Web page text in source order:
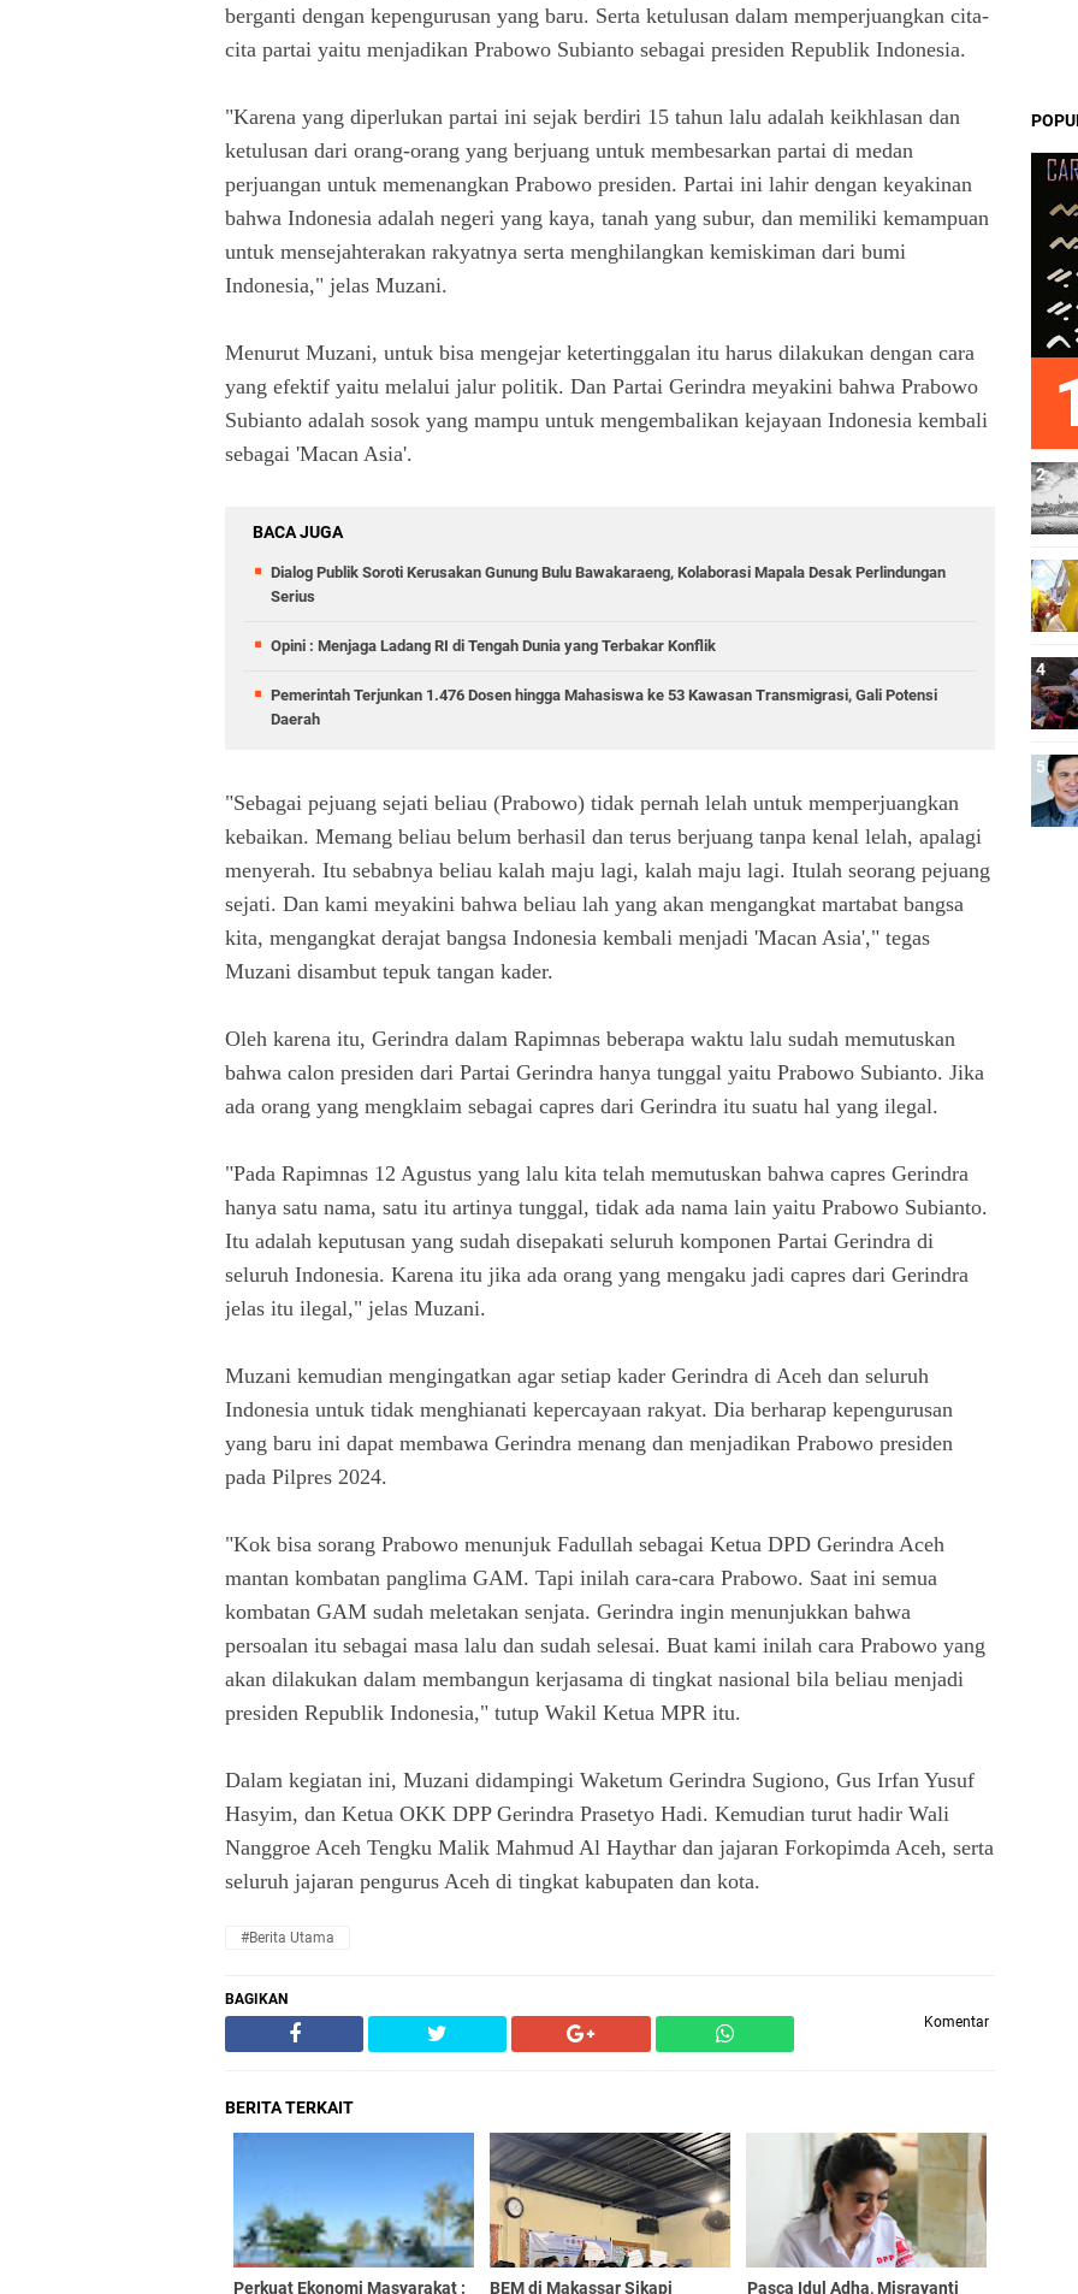
berganti dengan kepengurusan yang baru. Serta ketulusan dalam memperjuangkan cita-
cita partai yaitu menjadikan Prabowo Subianto sebagai presiden Republik Indonesia.
"Karena yang diperlukan partai ini sejak berdiri 15 tahun lalu adalah keikhlasan dan
ketulusan dari orang-orang yang berjuang untuk membesarkan partai di medan
perjuangan untuk memenangkan Prabowo presiden. Partai ini lahir dengan keyakinan
bahwa Indonesia adalah negeri yang kaya, tanah yang subur, dan memiliki kemampuan
untuk mensejahterakan rakyatnya serta menghilangkan kemiskiman dari bumi
Indonesia," jelas Muzani.
Menurut Muzani, untuk bisa mengejar ketertinggalan itu harus dilakukan dengan cara
yang efektif yaitu melalui jalur politik. Dan Partai Gerindra meyakini bahwa Prabowo
Subianto adalah sosok yang mampu untuk mengembalikan kejayaan Indonesia kembali
sebagai 'Macan Asia'.
BACA JUGA
Dialog Publik Soroti Kerusakan Gunung Bulu Bawakaraeng, Kolaborasi Mapala Desak Perlindungan
Serius
Opini : Menjaga Ladang RI di Tengah Dunia yang Terbakar Konflik
Pemerintah Terjunkan 1.476 Dosen hingga Mahasiswa ke 53 Kawasan Transmigrasi, Gali Potensi
Daerah
"Sebagai pejuang sejati beliau (Prabowo) tidak pernah lelah untuk memperjuangkan
kebaikan. Memang beliau belum berhasil dan terus berjuang tanpa kenal lelah, apalagi
menyerah. Itu sebabnya beliau kalah maju lagi, kalah maju lagi. Itulah seorang pejuang
sejati. Dan kami meyakini bahwa beliau lah yang akan mengangkat martabat bangsa
kita, mengangkat derajat bangsa Indonesia kembali menjadi 'Macan Asia'," tegas
Muzani disambut tepuk tangan kader.
Oleh karena itu, Gerindra dalam Rapimnas beberapa waktu lalu sudah memutuskan
bahwa calon presiden dari Partai Gerindra hanya tunggal yaitu Prabowo Subianto. Jika
ada orang yang mengklaim sebagai capres dari Gerindra itu suatu hal yang ilegal.
"Pada Rapimnas 12 Agustus yang lalu kita telah memutuskan bahwa capres Gerindra
hanya satu nama, satu itu artinya tunggal, tidak ada nama lain yaitu Prabowo Subianto.
Itu adalah keputusan yang sudah disepakati seluruh komponen Partai Gerindra di
seluruh Indonesia. Karena itu jika ada orang yang mengaku jadi capres dari Gerindra
jelas itu ilegal," jelas Muzani.
Muzani kemudian mengingatkan agar setiap kader Gerindra di Aceh dan seluruh
Indonesia untuk tidak menghianati kepercayaan rakyat. Dia berharap kepengurusan
yang baru ini dapat membawa Gerindra menang dan menjadikan Prabowo presiden
pada Pilpres 2024.
"Kok bisa sorang Prabowo menunjuk Fadullah sebagai Ketua DPD Gerindra Aceh
mantan kombatan panglima GAM. Tapi inilah cara-cara Prabowo. Saat ini semua
kombatan GAM sudah meletakan senjata. Gerindra ingin menunjukkan bahwa
persoalan itu sebagai masa lalu dan sudah selesai. Buat kami inilah cara Prabowo yang
akan dilakukan dalam membangun kerjasama di tingkat nasional bila beliau menjadi
presiden Republik Indonesia," tutup Wakil Ketua MPR itu.
Dalam kegiatan ini, Muzani didampingi Waketum Gerindra Sugiono, Gus Irfan Yusuf
Hasyim, dan Ketua OKK DPP Gerindra Prasetyo Hadi. Kemudian turut hadir Wali
Nanggroe Aceh Tengku Malik Mahmud Al Haythar dan jajaran Forkopimda Aceh, serta
seluruh jajaran pengurus Aceh di tingkat kabupaten dan kota.
#Berita Utama
BAGIKAN
Komentar
BERITA TERKAIT
Perkuat Ekonomi Masyarakat : BEM di Makassar Sikapi Pasca Idul Adha, Misrayanti